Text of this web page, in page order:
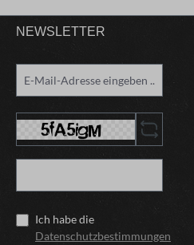
NEWSLETTER
Ich habe die
Datenschutzbestimmungen